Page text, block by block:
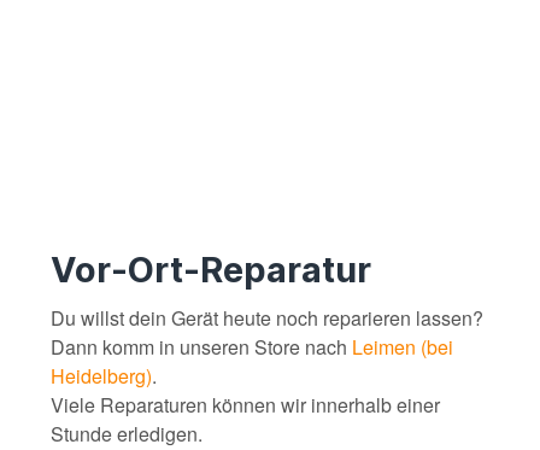
Vor-Ort-Reparatur
Du willst dein Gerät heute noch reparieren lassen?
Dann komm in unseren Store nach Leimen (bei
Heidelberg).
Viele Reparaturen können wir innerhalb einer
Stunde erledigen.